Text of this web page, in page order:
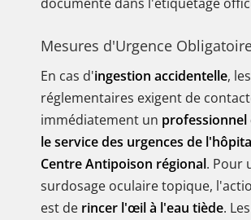
Mesures d'Urgence
En cas d'ingestion accidentelle,
réglementaires exigent de
immédiatement un professionnel
le service des urgences de
Centre Antipoison régional. Pour
surdosage oculaire topique,
est de rincer l'œil à l'eau tiède.